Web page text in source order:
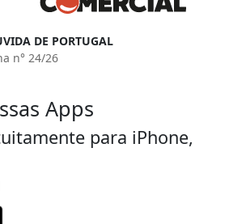
DE PORTUGAL
n° 24/26
Apps
para iPhone,